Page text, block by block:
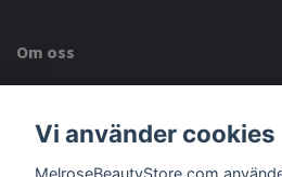
Om oss
Vi använder cookies
MelroseBeautyStore.com